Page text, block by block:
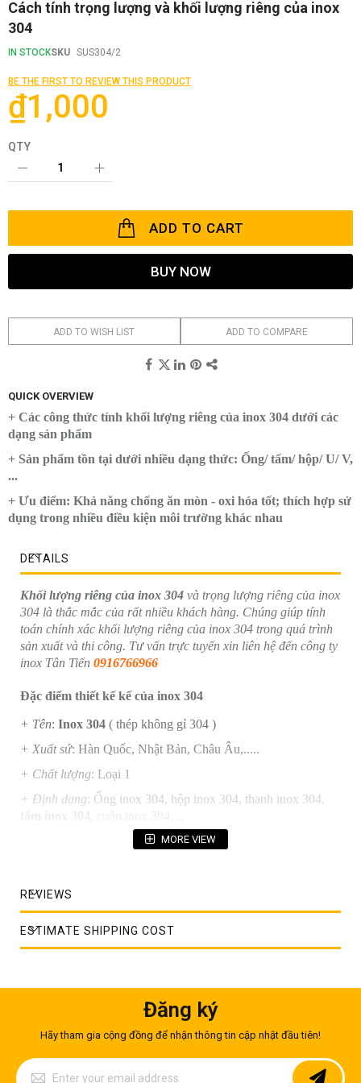
Skip
the
of
images
gallery
Cách tính trọng lượng và khối lượng riêng của inox
304
IN STOCKSKU SUS304/2
BE THE FIRST TO REVIEW THIS PRODUCT
₫1,000
QTY
ADD TO CART
BUY NOW
ADD TO WISH LIST ADD TO COMPARE
QUICK OVERVIEW
+ Các công thức tính khối lượng riêng của inox 304 dưới các
dạng sản phẩm
+ Sản phẩm tồn tại dưới nhiều dạng thức: Ống/ tấm/ hộp/ U/ V,
...
+ Ưu điểm: Khả năng chống ăn mòn - oxi hóa tốt; thích hợp sử
dụng trong nhiều điều kiện môi trường khác nhau
DETAILS
Khối lượng riêng của inox 304 và trọng lượng riêng của inox
304 là thắc mắc của rất nhiều khách hàng. Chúng giúp tính
toán chính xác khối lượng riêng của inox 304 trong quá trình
sản xuất và thi công. Tư vấn trực tuyến xin liên hệ đến công ty
inox Tân Tiến 0916766966
Đặc điểm thiết kế kế của inox 304
+ Tên: Inox 304 ( thép không gỉ 304 )
+ Xuất sứ: Hàn Quốc, Nhật Bản, Châu Âu,.....
+ Chất lượng: Loại 1
+ Định dạng: Ống inox 304, hộp inox 304, thanh inox 304,
tấm inox 304
, cuộn inox 304,...
: Hóa chất, thực phẩm, công nghệ dược phẩm, bia
MORE VIEW
REVIEWS
ESTIMATE SHIPPING COST
Đăng ký
Hãy tham gia cộng đồng để nhận thông tin cập nhật đầu tiên!
Sign
Up